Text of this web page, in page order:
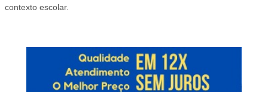
contexto escolar.